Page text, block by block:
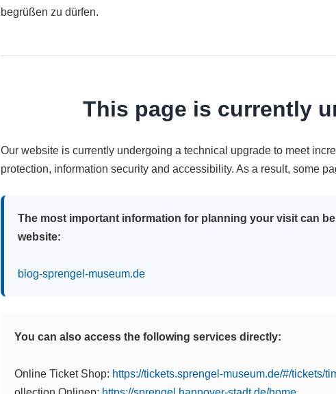
begrüßen zu dürfen.
This page is currently
Our website is currently undergoing a technical upgrade to meet
protection, information security and accessibility. As a result, some
The most important information for planning your visit can
website:
blog-sprengel-museum.de
You can also access the following services directly:
Online Ticket Shop: https://tickets.sprengel-museum.de/#/tickets/